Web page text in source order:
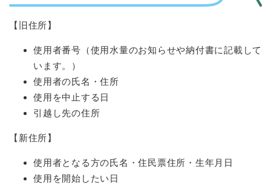
【旧住所】
使用者番号（使用水量のお知らせや納付書に記載して
います。）
使用者の氏名・住所
使用を中止する日
引越し先の住所
【新住所】
使用者となる方の氏名・住民票住所・生年月日
使用を開始したい日